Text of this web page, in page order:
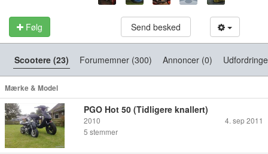
Følg Send besked
Scootere (23) Forumemner (300) Annoncer (0)
Mærke & Model
PGO Hot 50 (Tidligere knallert)
2010
4. sep 2011
5 stemmer